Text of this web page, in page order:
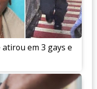
em 3 gays e